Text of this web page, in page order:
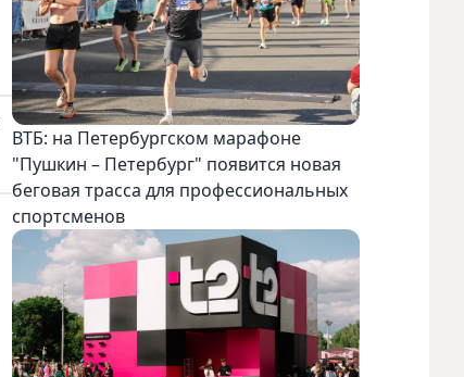
ВТБ: на Петербургском марафоне
"Пушкин – Петербург" появится новая
беговая трасса для профессиональных
спортсменов